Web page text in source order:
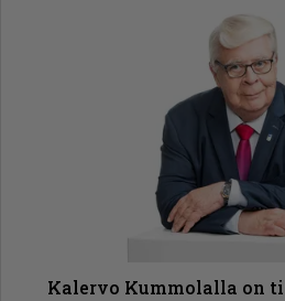
Kalervo Kummolalla on